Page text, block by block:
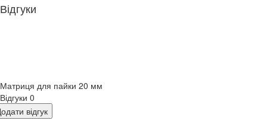
Відгуки
Матриця для пайки 20 мм
Відгуки 0
відгук